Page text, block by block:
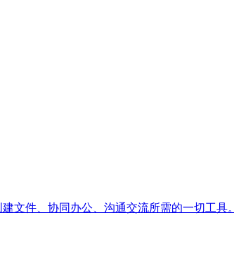
文件、协同办公、沟通交流所需的一切工具。